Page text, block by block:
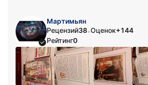
Мартимьян
Рецензий38•Оценок+144
Рейтинг0